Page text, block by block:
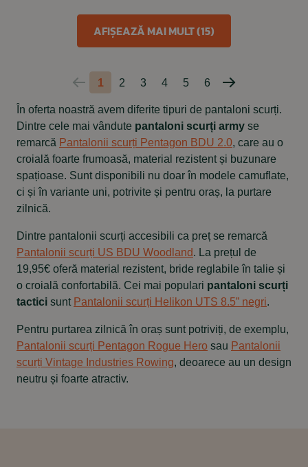
Pagina
anterioară
1 2 3 4 5 6
Pagina
următoare
AFIȘEAZĂ MAI MULT (15)
În oferta noastră avem diferite tipuri de pantaloni scurți.
Dintre cele mai vândute pantaloni scurți army se
remarcă Pantalonii scurți Pentagon BDU 2.0, care au o
croială foarte frumoasă, material rezistent și buzunare
spațioase. Sunt disponibili nu doar în modele camuflate,
ci și în variante uni, potrivite și pentru oraș, la purtare
zilnică.
Dintre pantalonii scurți accesibili ca preț se remarcă
Pantalonii scurți US BDU Woodland. La prețul de
19,95€ oferă material rezistent, bride reglabile în talie și
o croială confortabilă. Cei mai populari pantaloni scurți
tactici sunt Pantalonii scurți Helikon UTS 8.5” negri.
Pentru purtarea zilnică în oraș sunt potriviți, de exemplu,
Pantalonii scurți Pentagon Rogue Hero sau Pantalonii
scurți Vintage Industries Rowing, deoarece au un design
neutru și foarte atractiv.